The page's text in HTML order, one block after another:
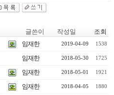
글쓴이 작성일 조회
임재한 2019-04-09 1538
임재한 2018-05-30 1725
임재한 2018-05-01 1921
임재한 2018-04-05 1880